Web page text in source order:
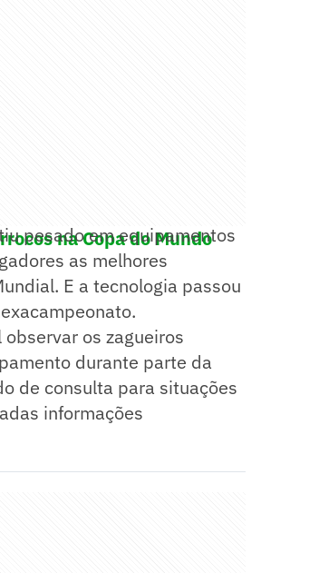
na Copa do Mundo
pesado em equipamentos
as melhores
E a tecnologia passou
os zagueiros
durante parte da
de consulta para situações
informações